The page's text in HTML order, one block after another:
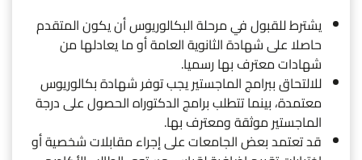
يشترط للقبول في مرحلة البكالوريوس أن يكون المتقدم
حاصلا على شهادة الثانوية العامة أو ما يعادلها من
شهادات معترف بها رسميا.
للالتحاق ببرامج الماجستير يجب توفر شهادة بكالوريوس
معتمدة، بينما تتطلب برامج الدكتوراه الحصول على درجة
الماجستير موثقة ومعترف بها.
قد تعتمد بعض الجامعات على إجراء مقابلات شخصية أو